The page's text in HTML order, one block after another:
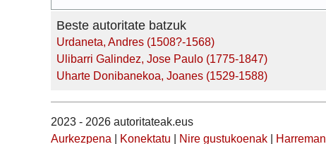
Beste autoritate batzuk
Urdaneta, Andres (1508?-1568)
Ulibarri Galindez, Jose Paulo (1775-1847)
Uharte Donibanekoa, Joanes (1529-1588)
2023 - 2026 autoritateak.eus
Aurkezpena
Konektatu Nire gustukoenak